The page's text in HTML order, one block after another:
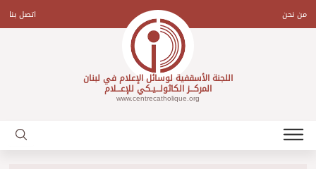
contentمن نحن اتصل بنا
اللجنة الأسقفية لوسائل الإعلام في لبنان
المركـــز الكاثولـــيـكي للإعـــلام
www.centrecatholique.org